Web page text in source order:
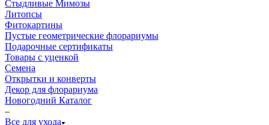
Стыдливые Мимозы
Литопсы
Фитокартины
Пустые геометрические флорариумы
Подарочные сертификаты
Товары с уценкой
Семена
Открытки и конверты
Декор для флорариума
Новогодний Каталог
–
Все для ухода